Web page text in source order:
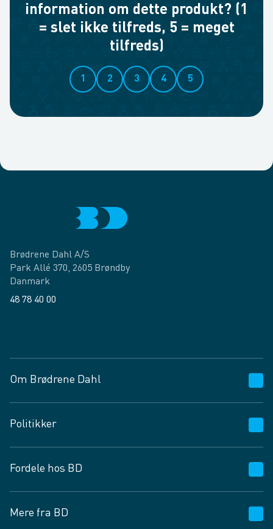
information om dette produkt? (1
= slet ikke tilfreds, 5 = meget
tilfreds)
1 2 3 4 5
Brødrene Dahl A/S
Park Allé 370, 2605 Brøndby
Danmark
48 78 40 00
Om Brødrene Dahl
Vagttelefon 30 10 89 89
Spørgsmål og svar
Job og karriere
Fødevarekontrolrapport
Politikker
Privatlivspolitik
Cookies
Vilkår og betingelser
Fordele hos BD
BD app
Mere fra BD